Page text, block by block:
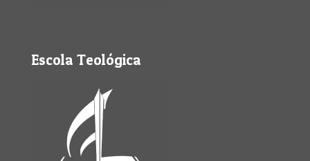
Escola Teológica